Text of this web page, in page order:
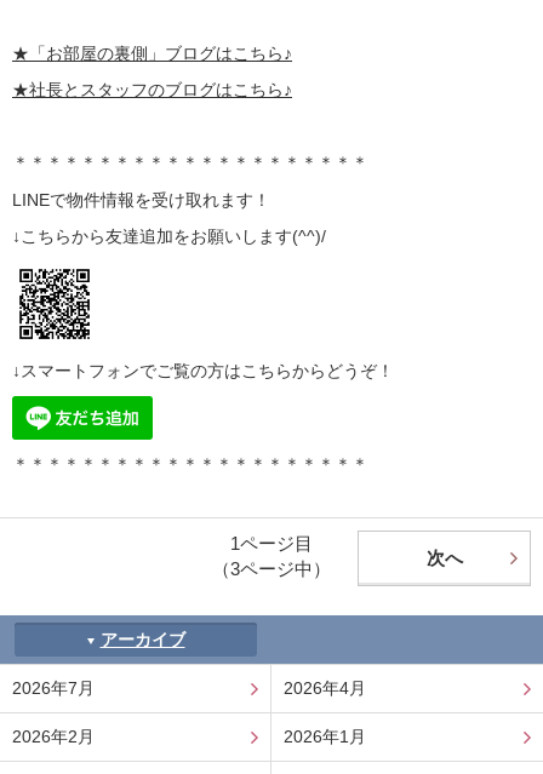
★ 「お部屋の裏側」 ブログはこちら♪
★社長とスタッフのブログはこちら♪
＊＊＊＊＊＊＊＊＊＊＊＊＊＊＊＊＊＊＊＊＊
LINEで物件情報を受け取れます！
↓こちらから友達追加をお願いします(^^)/
↓スマートフォンでご覧の方はこちらからどうぞ！
＊＊＊＊＊＊＊＊＊＊＊＊＊＊＊＊＊＊＊＊＊
次へ
1ページ目
（3ページ中）
アーカイブ
2026年7月 2026年4月
2026年2月 2026年1月